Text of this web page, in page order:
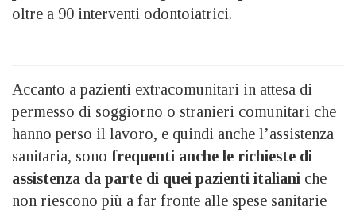
oltre a 90 interventi odontoiatrici.
Accanto a pazienti extracomunitari in attesa di
permesso di soggiorno o stranieri comunitari che
hanno perso il lavoro, e quindi anche l’assistenza
sanitaria, sono frequenti anche le richieste di
assistenza da parte di quei pazienti italiani che
non riescono più a far fronte alle spese sanitarie